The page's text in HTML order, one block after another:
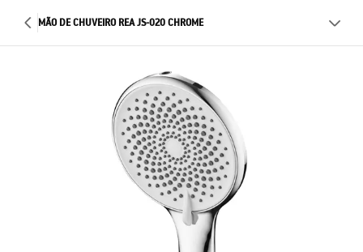
MÃO DE CHUVEIRO REA JS-020 CHROME